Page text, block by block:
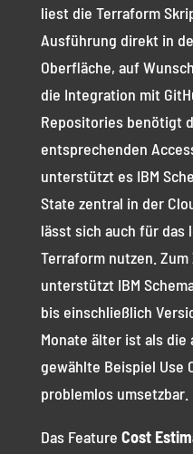
liest die Terraform
Ausführung direkt in
Oberfläche, auf
die Integration mit
Repositories benötigt
entsprechenden
unterstützt es IBM
State zentral in der
lässt sich auch für das
Terraform nutzen.
unterstützt IBM
bis einschließlich
Monate älter ist als die
gewählte Beispiel Use
problemlos umsetzbar.
Das Feature Cost